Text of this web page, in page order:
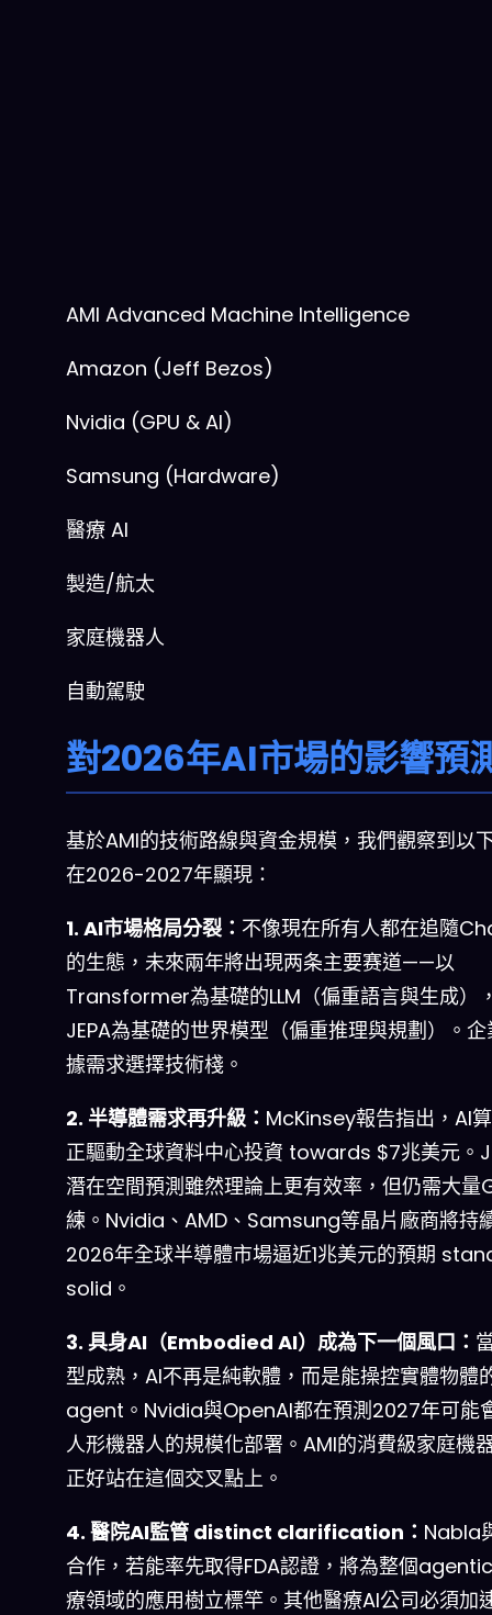
AMI Advanced Machine Intelligence
Amazon (Jeff Bezos)
Nvidia (GPU & AI)
Samsung (Hardware)
醫療 AI
製造/航太
家庭機器人
自動駕駛
對2026年AI市場的影響預
基於AMI的技術路線與資金規模，我們觀察到以
在2026-2027年顯現：
1. AI市場格局分裂： 不像現在所有人都在追隨
的生態，未來兩年將出現两条主要赛道——以
Transformer為基礎的LLM（偏重語言與生成）
JEPA為基礎的世界模型（偏重推理與規劃）。
據需求選擇技術棧。
2. 半導體需求再升級： McKinsey報告指出，AI
正驅動全球資料中心投資 towards $7兆美元。
潛在空間預測雖然理論上更有效率，但仍需大量
練。Nvidia、AMD、Samsung等晶片廠商將持
2026年全球半導體市場逼近1兆美元的預期
solid。
3. 具身AI（Embodied AI）成為下一個風口：
型成熟，AI不再是純軟體，而是能操控實體物體
agent。Nvidia與OpenAI都在預測2027年可能
人形機器人的規模化部署。AMI的消費級家庭機
正好站在這個交叉點上。
4. 醫院AI監管 distinct clarification： Nabla
合作，若能率先取得FDA認證，將為整個
療領域的應用樹立標竿。其他醫療AI公司必須加